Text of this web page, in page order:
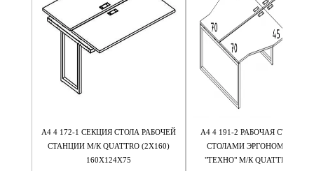
А4 4 172-1 СЕКЦИЯ СТОЛА РАБОЧЕЙ
СТАНЦИИ М/К QUATTRO (2Х160)
160X124X75
А4 4 191-2 РАБОЧАЯ
СТОЛАМИ
"ТЕХНО" М/К QUATTRO